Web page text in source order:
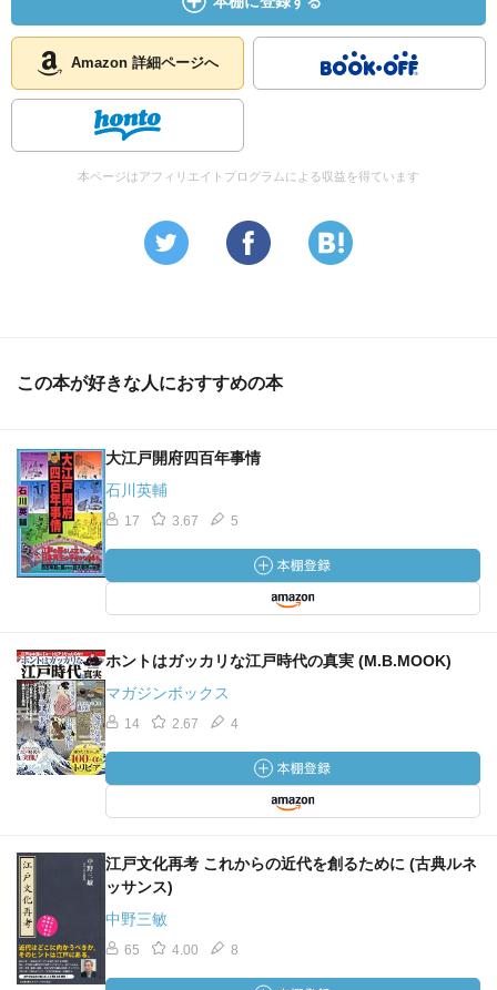
Amazon 詳細ページへ
本ページはアフィリエイトプログラムによる収益を得ています
この本が好きな人におすすめの本
大江戸開府四百年事情
石川英輔
17 3.67 5
ホントはガッカリな江戸時代の真実 (M.B.MOOK)
マガジンボックス
14 2.67 4
江戸文化再考 これからの近代を創るために (古典ルネ
ッサンス)
中野三敏
65 4.00 8